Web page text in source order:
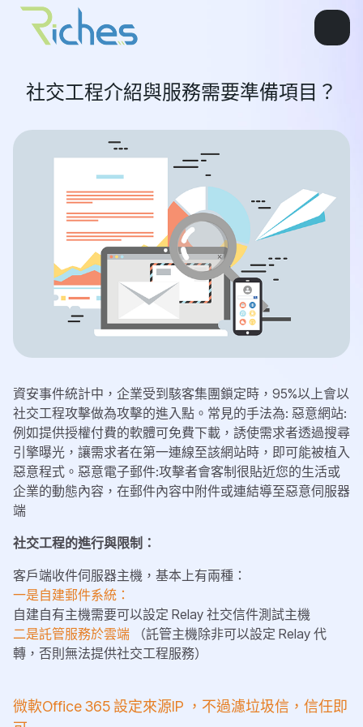
社交工程介紹與服務需要準備項目？
資安事件統計中，企業受到駭客集團鎖定時，95%以上會以
社交工程攻擊做為攻擊的進入點。常見的手法為: 惡意網站:
例如提供授權付費的軟體可免費下載，誘使需求者透過搜尋
引擎曝光，讓需求者在第一連線至該網站時，即可能被植入
惡意程式。惡意電子郵件:攻擊者會客制很貼近您的生活或
企業的動態內容，在郵件內容中附件或連結導至惡意伺服器
端
社交工程的進行與限制：
客戶端收件伺服器主機，基本上有兩種：
一是自建郵件系統：
自建自有主機需要可以設定 Relay 社交信件測試主機
二是託管服務於雲端 （託管主機除非可以設定 Relay 代
轉，否則無法提供社交工程服務）
微軟Office 365 設定來源IP ，不過濾垃圾信，信任即